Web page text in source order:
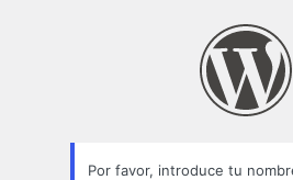
Por favor, introduce tu